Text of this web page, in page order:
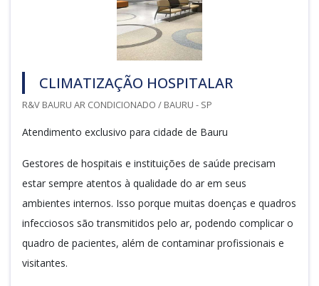
CLIMATIZAÇÃO HOSPITALAR
R&V BAURU AR CONDICIONADO / BAURU - SP
Atendimento exclusivo para cidade de Bauru
Gestores de hospitais e instituições de saúde precisam
estar sempre atentos à qualidade do ar em seus
ambientes internos. Isso porque muitas doenças e quadros
infecciosos são transmitidos pelo ar, podendo complicar o
quadro de pacientes, além de contaminar profissionais e
visitantes.